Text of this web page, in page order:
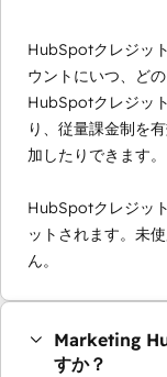
HubSpotクレジッ
ウントにいつ、ど
HubSpotクレジッ
り、従量課金制を
加したりできます。
HubSpotクレジッ
ットされます。未
ん。
Marketing
すか？